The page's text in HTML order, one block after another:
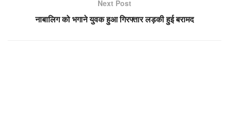
Next Post
नाबालिग को भगाने युवक हुआ गिरफ्तार लड़की हुई बरामद